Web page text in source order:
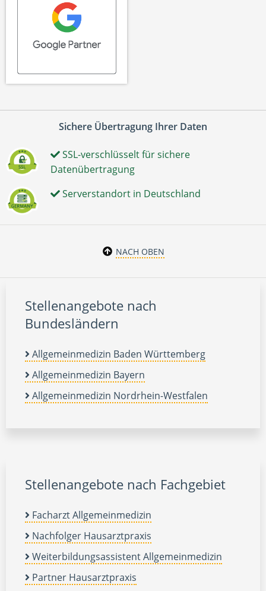
Sichere Übertragung Ihrer Daten
SSL-verschlüsselt für sichere
Datenübertragung
Serverstandort in Deutschland
NACH OBEN
Stellenangebote nach
Bundesländern
Allgemeinmedizin Baden Württemberg
Allgemeinmedizin Bayern
Allgemeinmedizin Nordrhein-Westfalen
Stellenangebote nach Fachgebiet
Facharzt Allgemeinmedizin
Nachfolger Hausarztpraxis
Weiterbildungsassistent Allgemeinmedizin
Partner Hausarztpraxis